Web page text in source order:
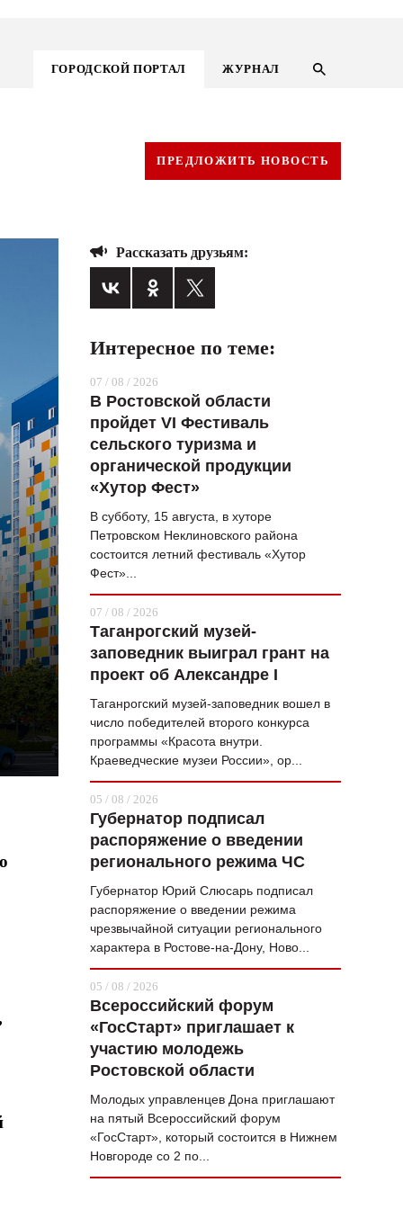
ГОРОДСКОЙ ПОРТАЛ ЖУРНАЛ
ГОРОДСКОЙ ПОРТАЛ
ВОПРОС НЕДЕЛИ
СТИЛЬ ЖИЗНИ
ХАЙП
ЧЕЛОВЕК ОСОБЕННЫЙ
КУЛЬТ ЕДЫ
АФИША
ЖУРНАЛ
ПРЕДЛОЖИТЬ НОВОСТЬ
Рассказать друзьям:
Интересное по теме:
07 / 08 / 2026
В Ростовской области
пройдет VI Фестиваль
сельского туризма и
органической продукции
«Хутор Фест»
В субботу, 15 августа, в хуторе
Петровском Неклиновского района
состоится летний фестиваль «Хутор
Фест»...
07 / 08 / 2026
Таганрогский музей-
заповедник выиграл грант на
проект об Александре I
Таганрогский музей-заповедник вошел в
число победителей второго конкурса
программы «Красота внутри.
Краеведческие музеи России», ор...
05 / 08 / 2026
Губернатор подписал
распоряжение о введении
регионального режима ЧС
Губернатор Юрий Слюсарь подписал
распоряжение о введении режима
чрезвычайной ситуации регионального
характера в Ростове-на-Дону, Ново...
05 / 08 / 2026
Всероссийский форум
«ГосСтарт» приглашает к
участию молодежь
Ростовской области
Молодых управленцев Дона приглашают
на пятый Всероссийский форум
«ГосСтарт», который состоится в Нижнем
Новгороде со 2 по...